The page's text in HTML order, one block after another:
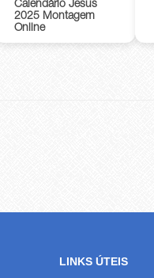
Calendário Jesus
2025 Montagem
Online
LINKS ÚTEIS